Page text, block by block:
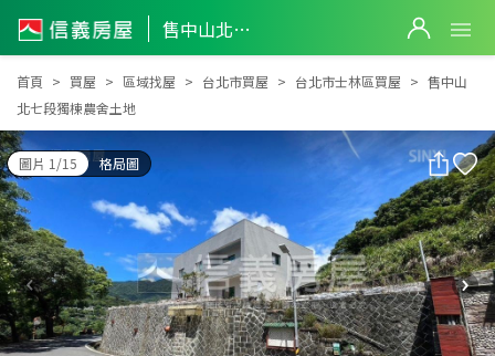
售中山北七段獨棟農舍土地
售中山北七段獨棟農舍土地
首頁 買屋 區域找屋 台北市買屋 台北市士林區買屋
售中山
北七段獨棟農舍土地
圖片 1/15 格局圖